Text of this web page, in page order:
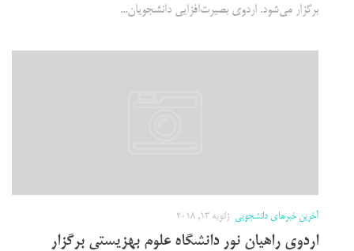
برگزار می‌شود. اردوی بصیرت‌افزایی دانشجویان...
آخرین خبرهای دانشجویی ژانویه 13, 2018
اردوی راهیان نور دانشگاه علوم بهزیستی برگزار